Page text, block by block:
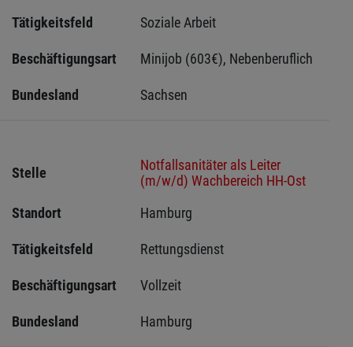
Tätigkeitsfeld Soziale Arbeit
Beschäftigungsart Minijob (603€), Nebenberuflich
Bundesland Sachsen
Stelle
Notfallsanitäter als Leiter
(m/w/d) Wachbereich HH-Ost
Standort
Hamburg
Tätigkeitsfeld Rettungsdienst
Beschäftigungsart Vollzeit
Bundesland Hamburg